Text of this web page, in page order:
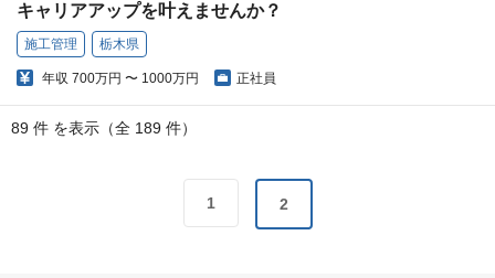
キャリアアップを叶えませんか？
施工管理 栃木県
年収 700万円 〜 1000万円 正社員
89 件 を表示（全 189 件）
1 2